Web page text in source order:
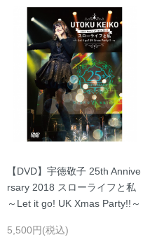
【DVD】宇徳敬子 25th Annive
rsary 2018 スローライフと私
～Let it go! UK Xmas Party!!～
5,500円(税込)